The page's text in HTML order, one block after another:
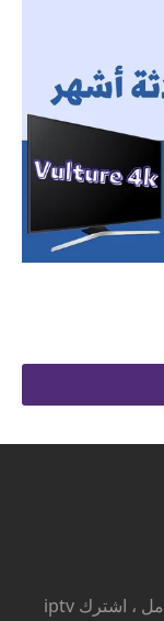
ليون هو عالم ترفيهي متكامل ، اشترك iptv